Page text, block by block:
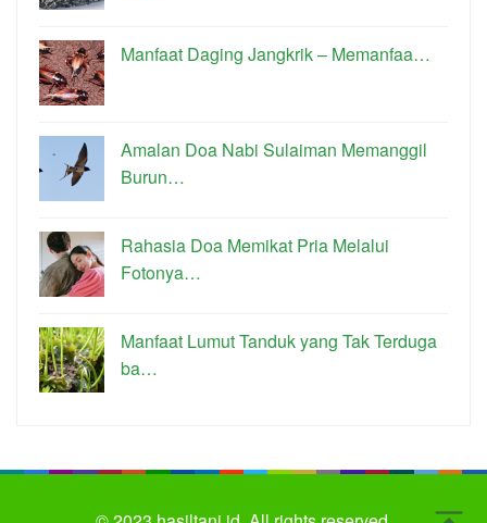
Manfaat Daging Jangkrik – Memanfaa…
Amalan Doa Nabi Sulaiman Memanggil
Burun…
Rahasia Doa Memikat Pria Melalui
Fotonya…
Manfaat Lumut Tanduk yang Tak Terduga
ba…